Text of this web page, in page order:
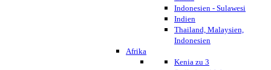
Indonesien - Sulawesi
Indien
Thailand, Malaysien,
Indonesien
Afrika
Kenia zu 3